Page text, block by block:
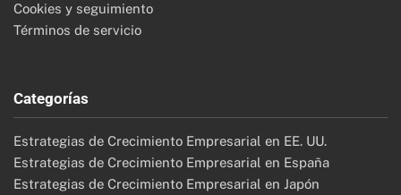
Cookies y seguimiento
Términos de servicio
Categorías
Estrategias de Crecimiento Empresarial en EE. UU.
Estrategias de Crecimiento Empresarial en España
Estrategias de Crecimiento Empresarial en Japón